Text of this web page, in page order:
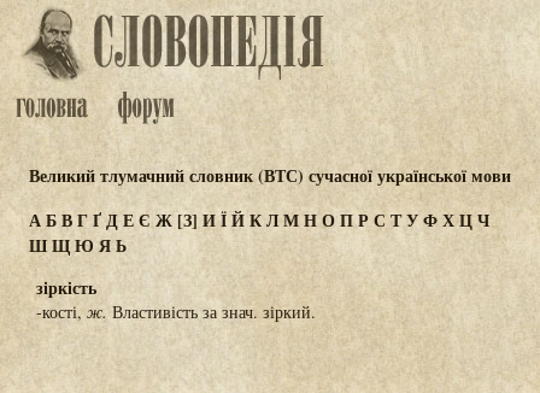
Великий тлумачний словник (ВТС) сучасної української мови
АБВГҐДЕЄ Ж[З] ИЇЙКЛМНОПР СТУФХЦЧ
ШЩЮЯЬ
зіркість
-кості, ж. Властивість за знач. зіркий.